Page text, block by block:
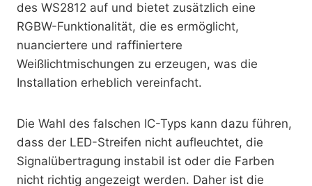
des WS2812 auf und bietet zusätzlich eine
RGBW-Funktionalität, die es ermöglicht,
nuanciertere und raffiniertere
Weißlichtmischungen zu erzeugen, was die
Installation erheblich vereinfacht.
Die Wahl des falschen IC-Typs kann dazu führen,
dass der LED-Streifen nicht aufleuchtet, die
Signalübertragung instabil ist oder die Farben
nicht richtig angezeigt werden. Daher ist die